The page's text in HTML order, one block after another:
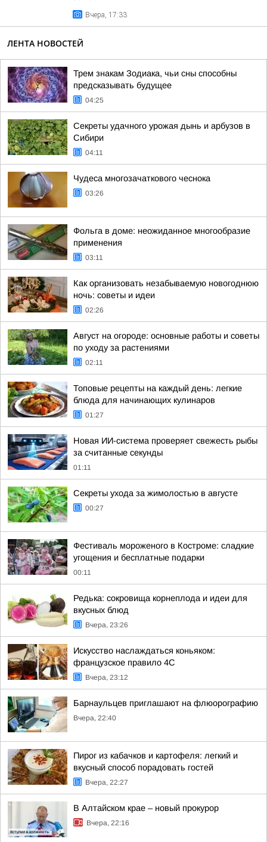
Вчера, 17:33
ЛЕНТА НОВОСТЕЙ
Трем знакам Зодиака, чьи сны способны
предсказывать будущее
04:25
Секреты удачного урожая дынь и арбузов в
Сибири
04:11
Чудеса многозачаткового чеснока
03:26
Фольга в доме: неожиданное многообразие
применения
03:11
Как организовать незабываемую новогоднюю
ночь: советы и идеи
02:26
Август на огороде: основные работы и советы
по уходу за растениями
02:11
Топовые рецепты на каждый день: легкие
блюда для начинающих кулинаров
01:27
Новая ИИ-система проверяет свежесть рыбы
за считанные секунды
01:11
Секреты ухода за жимолостью в августе
00:27
Фестиваль мороженого в Костроме: сладкие
угощения и бесплатные подарки
00:11
Редька: сокровища корнеплода и идеи для
вкусных блюд
Вчера, 23:26
Искусство наслаждаться коньяком:
французское правило 4С
Вчера, 23:12
Барнаульцев приглашают на флюорографию
Вчера, 22:40
Пирог из кабачков и картофеля: легкий и
вкусный способ порадовать гостей
Вчера, 22:27
В Алтайском крае – новый прокурор
Вчера, 22:16